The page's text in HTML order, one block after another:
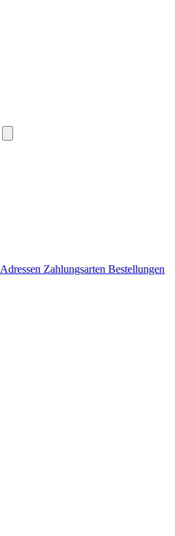
Adressen Zahlungsarten Bestellungen